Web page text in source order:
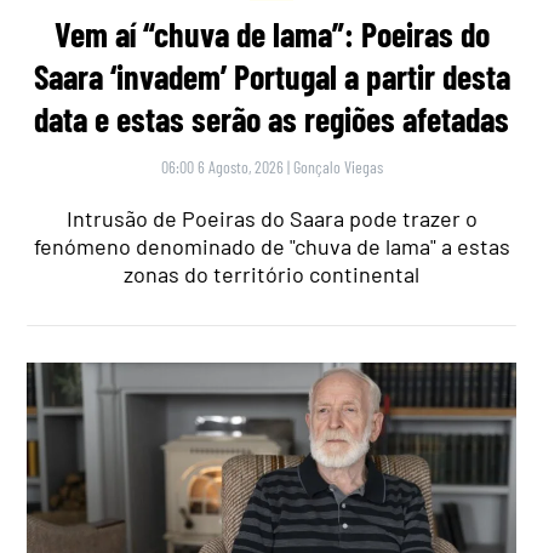
Vem aí “chuva de lama”: Poeiras do
Saara ‘invadem’ Portugal a partir desta
data e estas serão as regiões afetadas
06:00 6 Agosto, 2026 | Gonçalo Viegas
Intrusão de Poeiras do Saara pode trazer o
fenómeno denominado de "chuva de lama" a estas
zonas do território continental